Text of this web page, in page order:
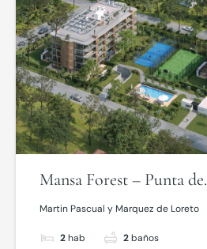
Mansa Forest – Punta del
Este
Martin Pascual y Marquez de Loreto
2hab 2baños